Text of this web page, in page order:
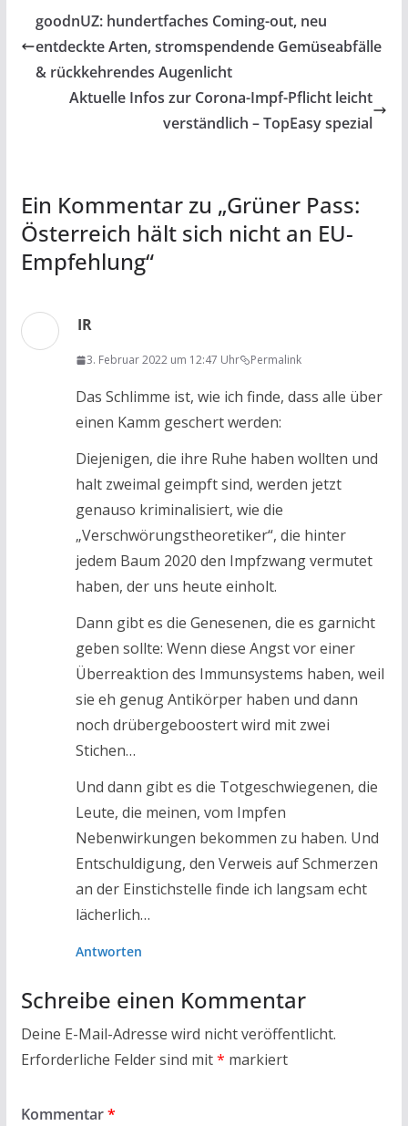
b
o
o
k
er s
A
p
p
l n
goodnUZ: hundertfaches Coming-out, neu
entdeckte Arten, stromspendende Gemüseabfälle
& rückkehrendes Augenlicht
Aktuelle Infos zur Corona-Impf-Pflicht leicht
verständlich – TopEasy spezial
Ein Kommentar zu „Grüner Pass:
Österreich hält sich nicht an EU-
Empfehlung“
IR
3. Februar 2022 um 12:47 Uhr Permalink
Das Schlimme ist, wie ich finde, dass alle über
einen Kamm geschert werden:
Diejenigen, die ihre Ruhe haben wollten und
halt zweimal geimpft sind, werden jetzt
genauso kriminalisiert, wie die
„Verschwörungstheoretiker“, die hinter
jedem Baum 2020 den Impfzwang vermutet
haben, der uns heute einholt.
Dann gibt es die Genesenen, die es garnicht
geben sollte: Wenn diese Angst vor einer
Überreaktion des Immunsystems haben, weil
sie eh genug Antikörper haben und dann
noch drübergeboostert wird mit zwei
Stichen…
Und dann gibt es die Totgeschwiegenen, die
Leute, die meinen, vom Impfen
Nebenwirkungen bekommen zu haben. Und
Entschuldigung, den Verweis auf Schmerzen
an der Einstichstelle finde ich langsam echt
lächerlich…
Antworten
Schreibe einen Kommentar
Deine E-Mail-Adresse wird nicht veröffentlicht.
Erforderliche Felder sind mit* markiert
Kommentar*